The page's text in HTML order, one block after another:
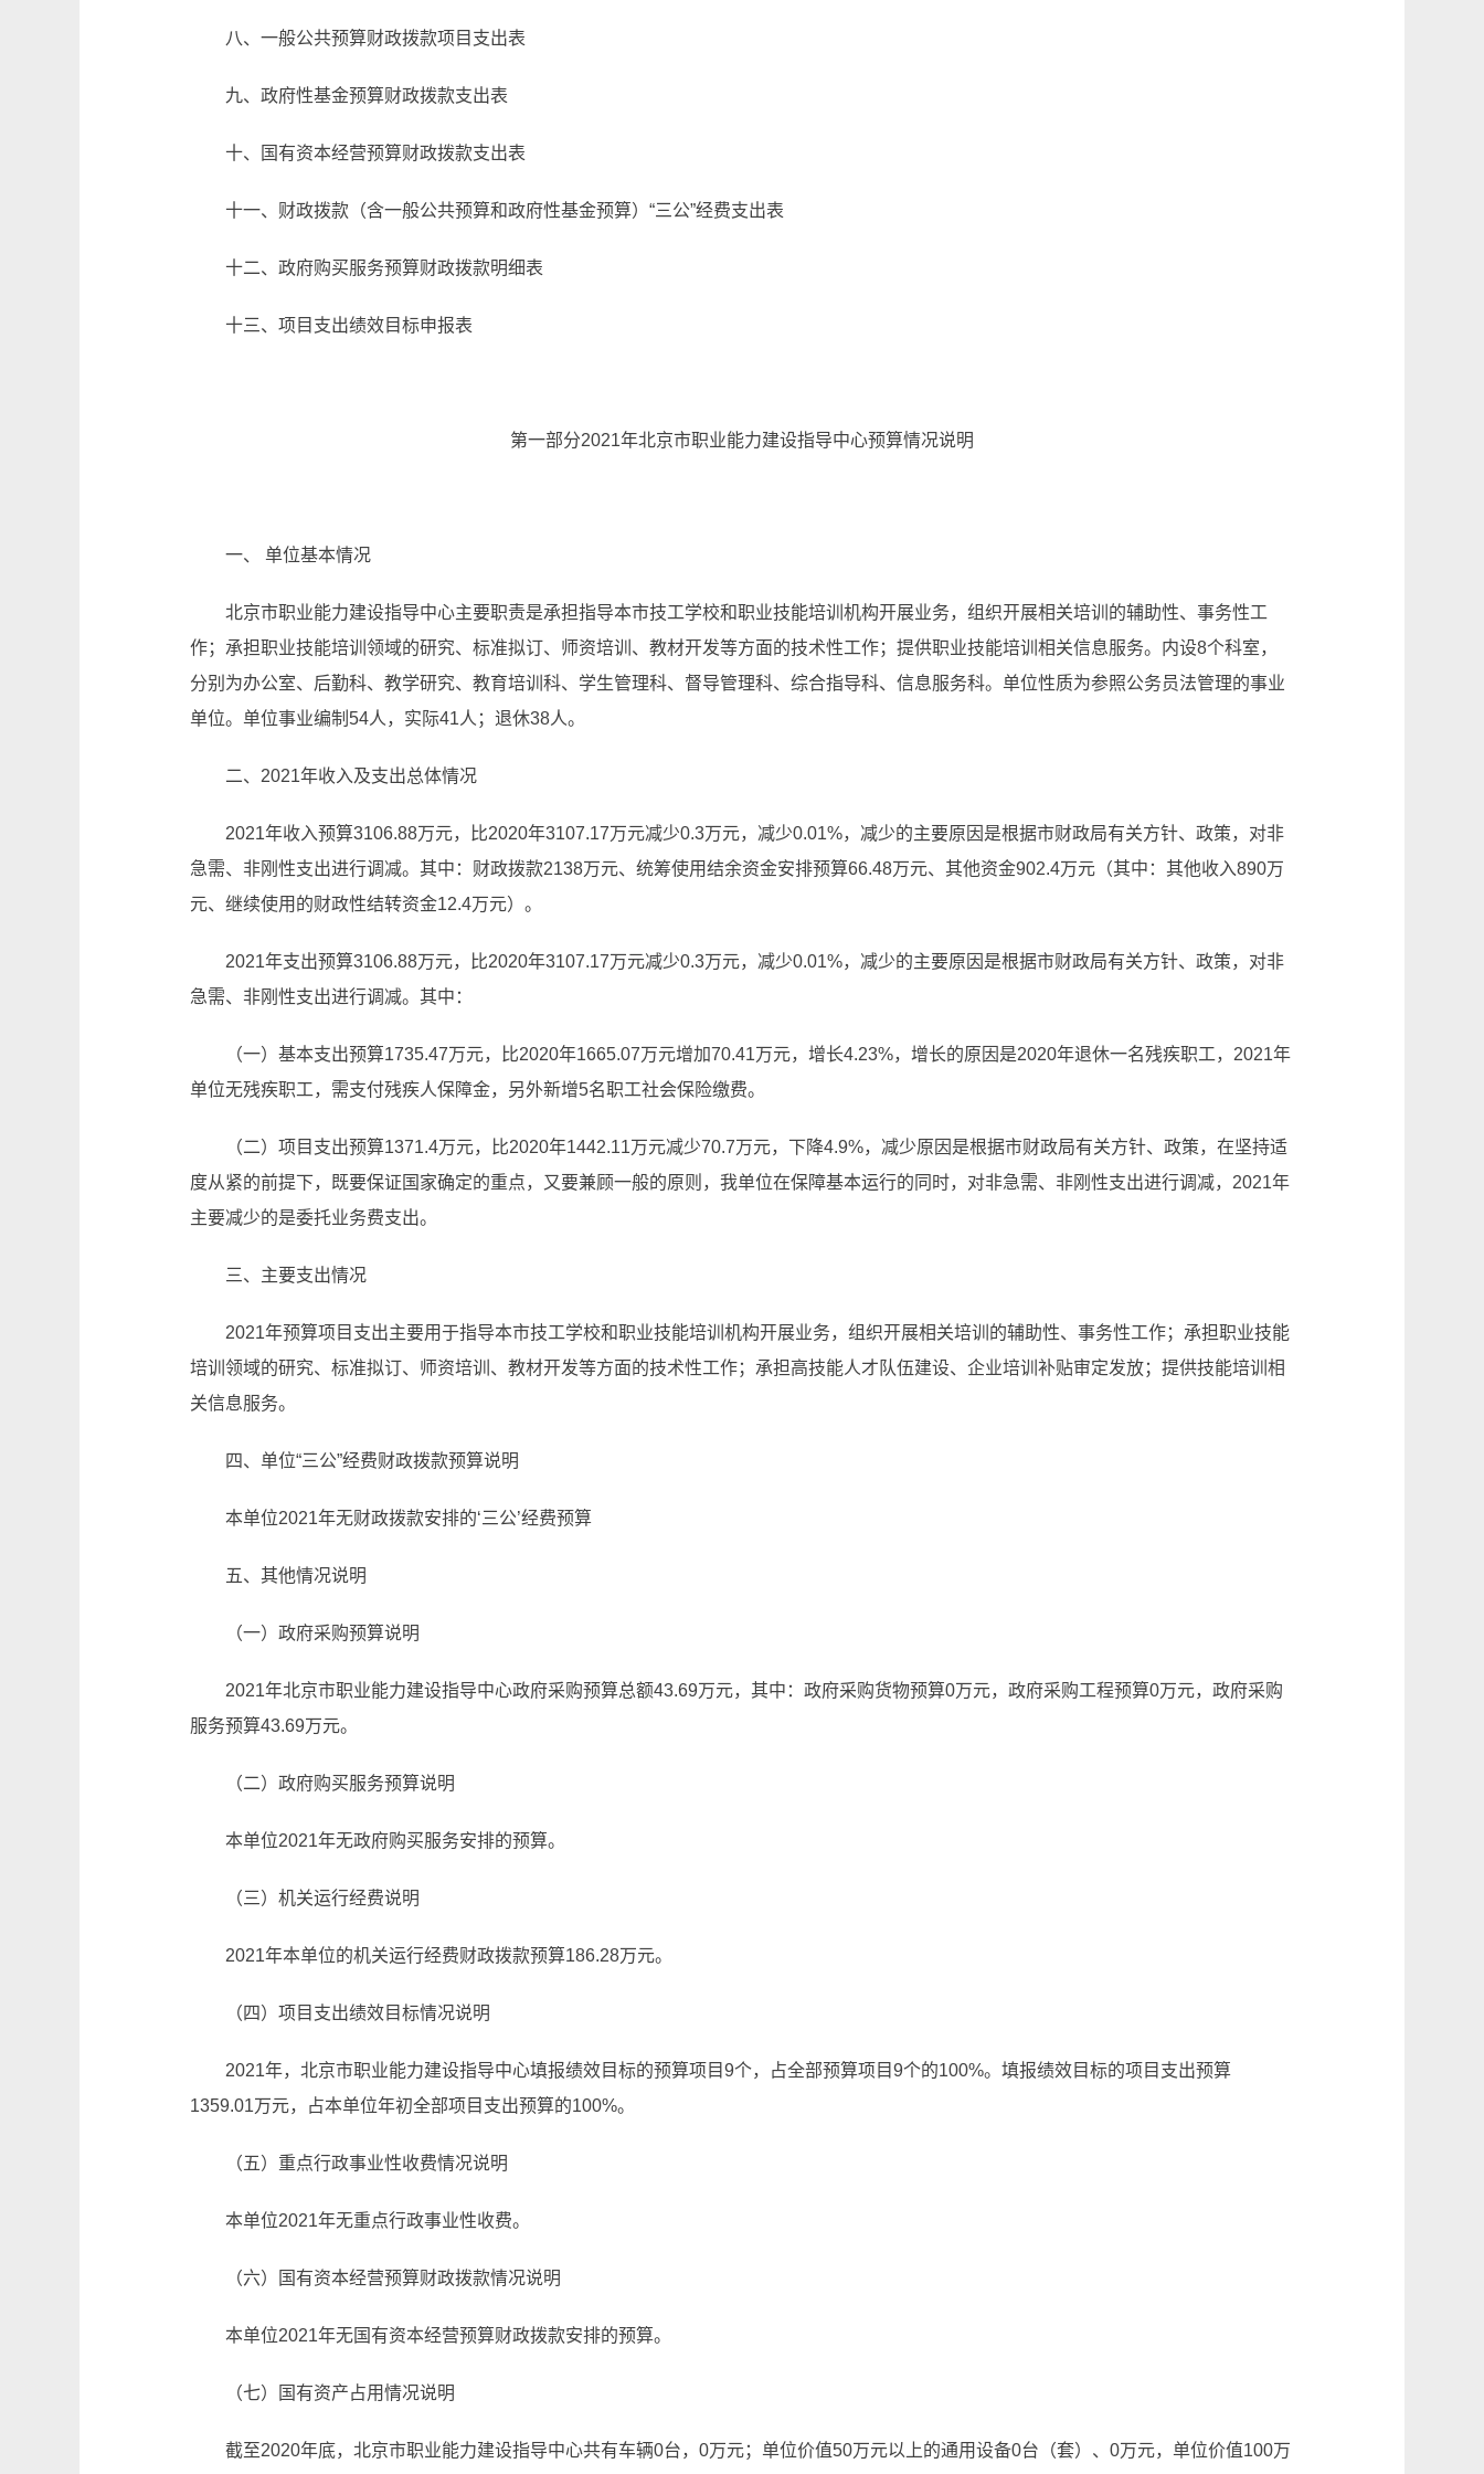
八、一般公共预算财政拨款项目支出表
九、政府性基金预算财政拨款支出表
十、国有资本经营预算财政拨款支出表
十一、财政拨款（含一般公共预算和政府性基金预算）“三公”经费支出表
十二、政府购买服务预算财政拨款明细表
十三、项目支出绩效目标申报表
第一部分2021年北京市职业能力建设指导中心预算情况说明
一、 单位基本情况
北京市职业能力建设指导中心主要职责是承担指导本市技工学校和职业技能培训机构开展业务，组织开展相关培训的辅助性、事务性工
作；承担职业技能培训领域的研究、标准拟订、师资培训、教材开发等方面的技术性工作；提供职业技能培训相关信息服务。内设8个科室，
分别为办公室、后勤科、教学研究、教育培训科、学生管理科、督导管理科、综合指导科、信息服务科。单位性质为参照公务员法管理的事业
单位。单位事业编制54人，实际41人；退休38人。
二、2021年收入及支出总体情况
2021年收入预算3106.88万元，比2020年3107.17万元减少0.3万元，减少0.01%，减少的主要原因是根据市财政局有关方针、政策，对非
急需、非刚性支出进行调减。其中：财政拨款2138万元、统筹使用结余资金安排预算66.48万元、其他资金902.4万元（其中：其他收入890万
元、继续使用的财政性结转资金12.4万元）。
2021年支出预算3106.88万元，比2020年3107.17万元减少0.3万元，减少0.01%，减少的主要原因是根据市财政局有关方针、政策，对非
急需、非刚性支出进行调减。其中：
（一）基本支出预算1735.47万元，比2020年1665.07万元增加70.41万元，增长4.23%，增长的原因是2020年退休一名残疾职工，2021年
单位无残疾职工，需支付残疾人保障金，另外新增5名职工社会保险缴费。
（二）项目支出预算1371.4万元，比2020年1442.11万元减少70.7万元，下降4.9%，减少原因是根据市财政局有关方针、政策，在坚持适
度从紧的前提下，既要保证国家确定的重点，又要兼顾一般的原则，我单位在保障基本运行的同时，对非急需、非刚性支出进行调减，2021年
主要减少的是委托业务费支出。
三、主要支出情况
2021年预算项目支出主要用于指导本市技工学校和职业技能培训机构开展业务，组织开展相关培训的辅助性、事务性工作；承担职业技能
培训领域的研究、标准拟订、师资培训、教材开发等方面的技术性工作；承担高技能人才队伍建设、企业培训补贴审定发放；提供技能培训相
关信息服务。
四、单位“三公”经费财政拨款预算说明
本单位2021年无财政拨款安排的‘三公’经费预算
五、其他情况说明
（一）政府采购预算说明
2021年北京市职业能力建设指导中心政府采购预算总额43.69万元，其中：政府采购货物预算0万元，政府采购工程预算0万元，政府采购
服务预算43.69万元。
（二）政府购买服务预算说明
本单位2021年无政府购买服务安排的预算。
（三）机关运行经费说明
2021年本单位的机关运行经费财政拨款预算186.28万元。
（四）项目支出绩效目标情况说明
2021年，北京市职业能力建设指导中心填报绩效目标的预算项目9个，占全部预算项目9个的100%。填报绩效目标的项目支出预算
1359.01万元，占本单位年初全部项目支出预算的100%。
（五）重点行政事业性收费情况说明
本单位2021年无重点行政事业性收费。
（六）国有资本经营预算财政拨款情况说明
本单位2021年无国有资本经营预算财政拨款安排的预算。
（七）国有资产占用情况说明
截至2020年底，北京市职业能力建设指导中心共有车辆0台，0万元；单位价值50万元以上的通用设备0台（套）、0万元，单位价值100万